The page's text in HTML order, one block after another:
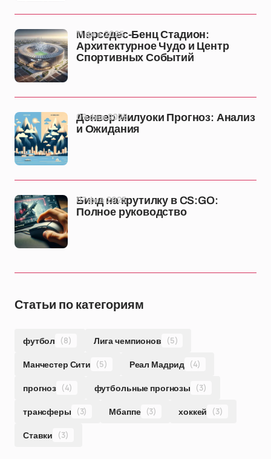
Мерседес-Бенц Стадион:
Архитектурное Чудо и Центр
Спортивных Событий
11 фев 2025
Денвер Милуоки Прогноз: Анализ
и Ожидания
09 фев 2025
Бинд на крутилку в CS:GO:
Полное руководство
07 фев 2025
Статьи по категориям
футбол (8) Лига чемпионов (5)
Манчестер Сити (5) Реал Мадрид (4)
прогноз (4) футбольные прогнозы (3)
трансферы (3) Мбаппе (3) хоккей (3)
Ставки (3)